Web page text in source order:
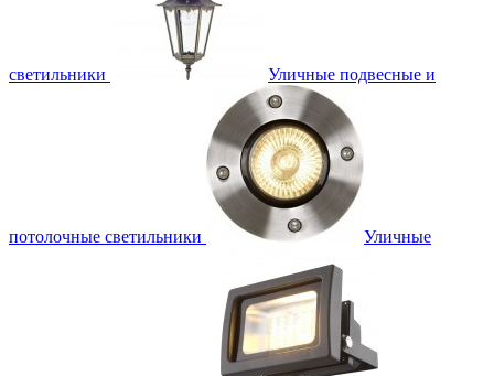
светильники Уличные подвесные и
потолочные светильники Уличные